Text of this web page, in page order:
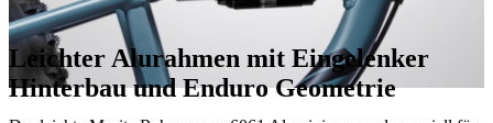
Leichter Alurahmen mit Eingelenker
Hinterbau und Enduro Geometrie